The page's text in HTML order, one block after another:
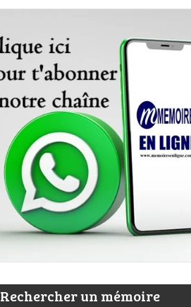
Rechercher un mémoire